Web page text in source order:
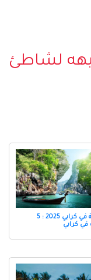
لشاطئ
السياحة في كرابي 2025 : 5
في كرابي